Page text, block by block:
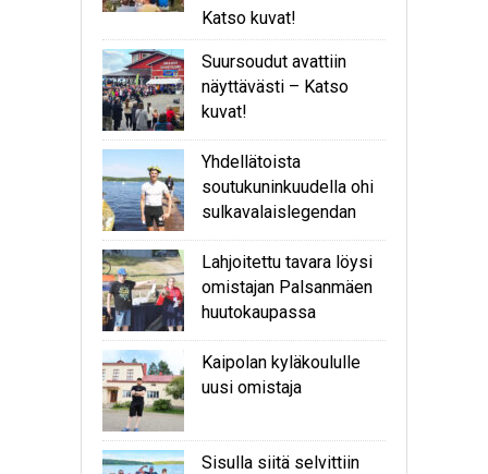
Katso kuvat!
Suursoudut avattiin
näyttävästi – Katso
kuvat!
Yhdellätoista
soutukuninkuudella ohi
sulkavalaislegendan
Lahjoitettu tavara löysi
omistajan Palsanmäen
huutokaupassa
Kaipolan kyläkoululle
uusi omistaja
Sisulla siitä selvittiin